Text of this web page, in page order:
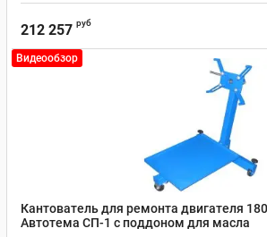
212 257 руб
Видеообзор
Кантователь для ремонта двигателя
Автотема СП-1 с поддоном для масла